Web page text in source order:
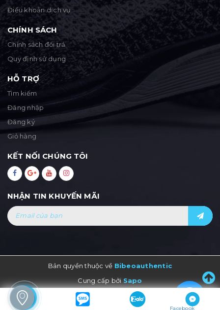
Điều khoản dịch vụ
CHÍNH SÁCH
Chính sách đổi trả
Quy định sử dụng
HỖ TRỢ
Tìm kiếm
Đăng nhập
Đăng ký
Giỏ hàng
KẾT NỐI CHÚNG TÔI
NHẬN TIN KHUYẾN MÃI
Bản quyền thuộc về Bibeoauthentic
Cung cấp bởi Sapo
Facebook